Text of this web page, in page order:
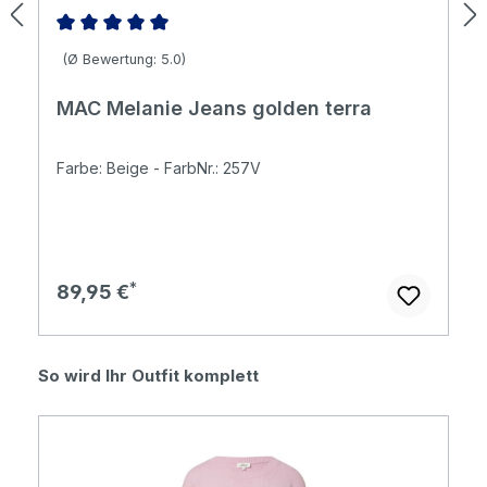
Durchschnittliche Bewertung von 5 von 5 Sternen
(Ø Bewertung: 5.0)
MAC Melanie Jeans golden terra
Farbe: Beige - FarbNr.: 257V
Regulärer Preis:
89,95 €
Produktgalerie überspringen
So wird Ihr Outfit komplett